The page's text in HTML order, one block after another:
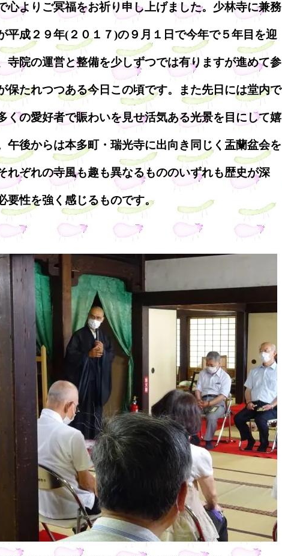
心よりご冥福をお祈り申し上げました。少林寺に兼務
平成２９年(２０１７)の９月１日で今年で５年目を迎
寺院の運営と整備を少しずつでは有りますが進めて参
保たれつつある今日この頃です。また先日には堂内で
くの愛好者で賑わいを見せ活気ある光景を目にして嬉
午後からは本多町・瑞光寺に出向き同じく盂蘭盆会を
れぞれの寺風も趣も異なるもののいずれも歴史が深
要性を強く感じるものです。